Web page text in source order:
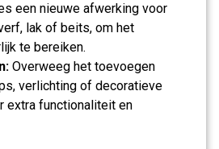
een nieuwe afwerking voor
lak of beits, om het
te bereiken.
Overweeg het toevoegen
verlichting of decoratieve
extra functionaliteit en